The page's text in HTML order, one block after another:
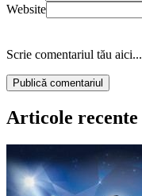
Website
Scrie comentariul tău aici...
Articole recente